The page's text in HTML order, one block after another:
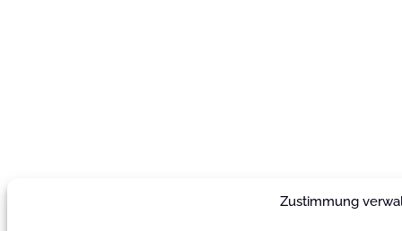
Zustimmung